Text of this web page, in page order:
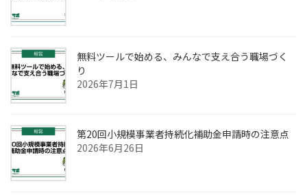
無料ツールで始める、みんなで支え合う職場づく
り
2026年7月1日
第20回小規模事業者持続化補助金申請時の注意点
2026年6月26日